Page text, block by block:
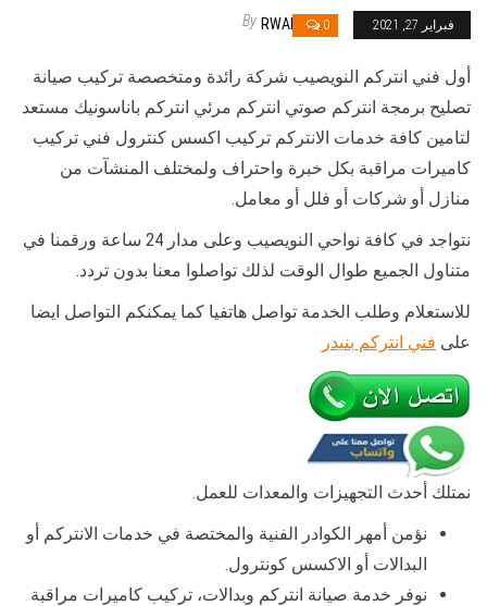
فبراير 27, 2021 0
By RWAN
أول فني انتركم النويصيب شركة رائدة ومتخصصة تركيب صيانة
تصليح برمجة انتركم صوتي انتركم مرئي انتركم باناسونيك مستعد
لتامين كافة خدمات الانتركم تركيب اكسس كنترول فني تركيب
كاميرات مراقبة بكل خبرة واحتراف ولمختلف المنشآت من
منازل أو شركات أو فلل أو معامل.
نتواجد في كافة نواحي النويصيب وعلى مدار 24 ساعة ورقمنا في
متناول الجميع طوال الوقت لذلك تواصلوا معنا بدون تردد.
للاستعلام وطلب الخدمة تواصل هاتفيا كما يمكنكم التواصل ايضا
على فني انتركم بنيدر
نمتلك أحدث التجهيزات والمعدات للعمل.
نؤمن أمهر الكوادر الفنية والمختصة في خدمات الانتركم أو
البدالات أو الاكسس كونترول.
نوفر خدمة صيانة انتركم وبدالات، تركيب كاميرات مراقبة